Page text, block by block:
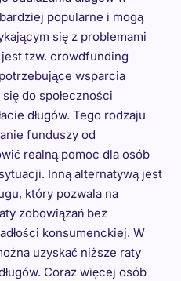
popularne i mogą
się z problemami
tzw. crowdfunding
wsparcia
do społeczności
długów. Tego rodzaju
funduszy od
realną pomoc dla osób
Inną alternatywą jest
który pozwala na
zobowiązań bez
konsumenckiej. W
uzyskać niższe raty
Coraz więcej osób